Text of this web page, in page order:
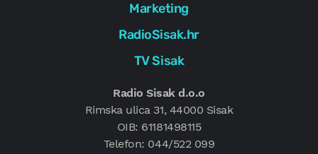
Marketing
RadioSisak.hr
TV Sisak
Radio Sisak d.o.o
Rimska ulica 31, 44000 Sisak
OIB: 61181498115
Telefon: 044/522 099